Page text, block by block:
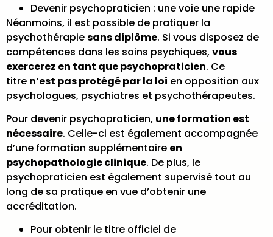
Devenir psychopraticien : une voie une rapide
Néanmoins, il est possible de pratiquer la
psychothérapiesans diplôme. Si vous disposez de
compétences dans les soins psychiques, vous
exercerez en tant que psychopraticien. Ce
titre n’est pas protégé par la loi en opposition aux
psychologues, psychiatres et psychothérapeutes.
Pour devenir psychopraticien, une formation est
nécessaire. Celle-ci est également accompagnée
d’une formation supplémentaire en
psychopathologie clinique. De plus, le
psychopraticien est également supervisé tout au
long de sa pratique en vue d’obtenir une
accréditation.
Pour obtenir le titre officiel de